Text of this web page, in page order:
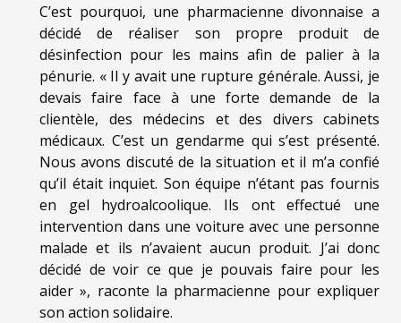
C’est pourquoi, une pharmacienne divonnaise a
décidé de réaliser son propre produit de
désinfection pour les mains afin de palier à la
pénurie. « Il y avait une rupture générale. Aussi, je
devais faire face à une forte demande de la
clientèle, des médecins et des divers cabinets
médicaux. C’est un gendarme qui s’est présenté.
Nous avons discuté de la situation et il m’a confié
qu’il était inquiet. Son équipe n’étant pas fournis
en gel hydroalcoolique. Ils ont effectué une
intervention dans une voiture avec une personne
malade et ils n’avaient aucun produit. J’ai donc
décidé de voir ce que je pouvais faire pour les
aider », raconte la pharmacienne pour expliquer
son action solidaire.